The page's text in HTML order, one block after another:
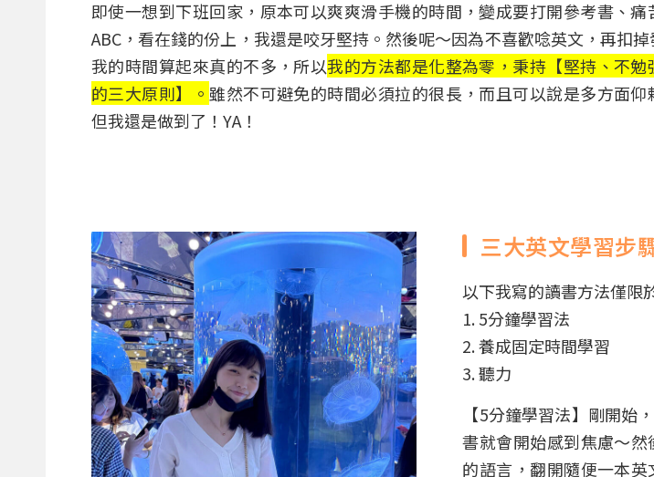
即使一想到下班回家，原本可以爽爽滑手機的時間，變成要打開參考書、痛
ABC，看在錢的份上，我還是咬牙堅持。然後呢～因為不喜歡唸英文，再扣
我的時間算起來真的不多，所以我的方法都是化整為零，秉持【堅持、不勉
的三大原則】。 雖然不可避免的時間必須拉的很長，而且可以說是多方面仰
但我還是做到了！YA！
三大英文學習步
以下我寫的讀書方法僅限
1. 5分鐘學習法
2. 養成固定時間學習
3. 聽力
【5分鐘學習法】剛開始
書就會開始感到焦慮～
的語言，翻開隨便一本